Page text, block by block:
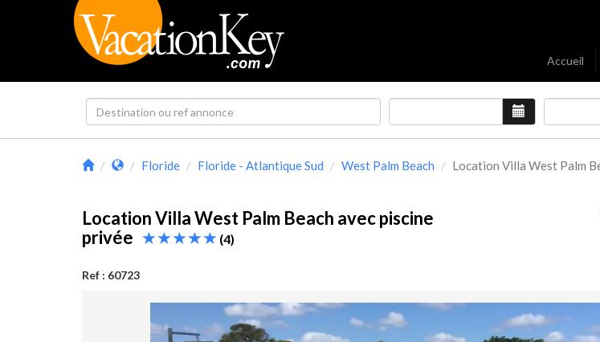
Accueil
Floride Floride - Atlantique Sud West Palm Beach Location Villa West Palm
Location Villa West Palm Beach avec piscine
privée
(4)
Ref : 60723